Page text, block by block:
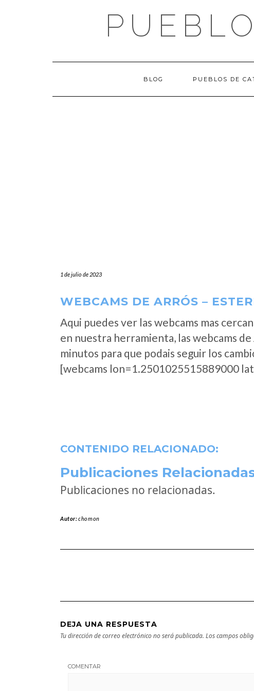
BLOG PUEBLOS DE
1 de julio de 2023
WEBCAMS DE ARRÓS –
Aqui puedes ver las webcams mas
en nuestra herramienta, las webcams
minutos para que podais seguir los
[webcams lon=1.2501025515889000
CONTENIDO RELACIONADO:
Publicaciones
Publicaciones no relacionadas.
Autor:chomon
DEJA UNA RESPUESTA
Tu dirección de correo electrónico no será publicada. Los campos
COMENTAR